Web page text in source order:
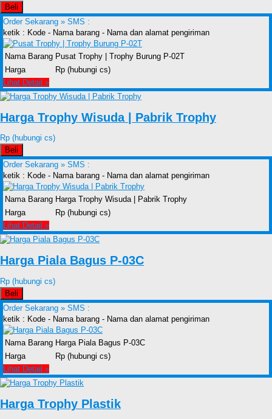
Beli
Order Sekarang » SMS :
ketik : Kode - Nama barang - Nama dan alamat pengiriman
Nama Barang Pusat Trophy | Trophy Burung P-02T
Harga
Rp (hubungi cs)
Lihat Detail »
Harga Trophy Wisuda | Pabrik Trophy
Rp (hubungi cs)
Beli
Order Sekarang » SMS :
ketik : Kode - Nama barang - Nama dan alamat pengiriman
Nama Barang Harga Trophy Wisuda | Pabrik Trophy
Harga
Rp (hubungi cs)
Lihat Detail »
Harga Piala Bagus P-03C
Rp (hubungi cs)
Beli
Order Sekarang » SMS :
ketik : Kode - Nama barang - Nama dan alamat pengiriman
Nama Barang Harga Piala Bagus P-03C
Harga
Rp (hubungi cs)
Lihat Detail »
Harga Trophy Plastik